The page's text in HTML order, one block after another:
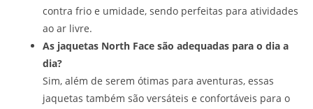
contra frio e umidade, sendo perfeitas para atividades
ao ar livre.
As jaquetas North Face são adequadas para o dia a
dia?
Sim, além de serem ótimas para aventuras, essas
jaquetas também são versáteis e confortáveis para o